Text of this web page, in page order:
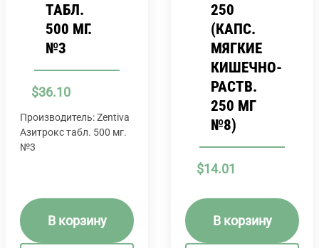
ТАБЛ.
500 МГ.
№3
$36.10
Производитель: Zentiva
Азитрокс табл. 500 мг.
№3
В корзину
250
(КАПС.
МЯГКИЕ
КИШЕЧНО-
РАСТВ.
250 МГ
№8)
$14.01
В корзину